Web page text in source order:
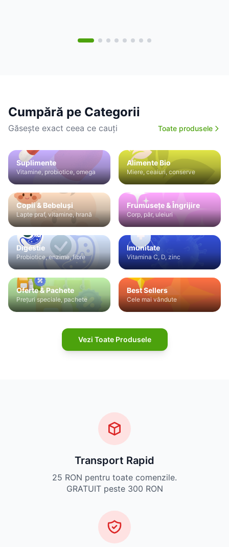
Cumpără pe Categorii
Găsește exact ceea ce cauți Toate produsele
Suplimente
Vitamine, probiotice, omega
Alimente Bio
Miere, ceaiuri, conserve
Copii & Bebeluși
Lapte praf, vitamine, hrană
Frumusețe & Îngrijire
Corp, păr, uleiuri
Digestie
Probiotice, enzime, fibre
Imunitate
Vitamina C, D, zinc
Oferte & Pachete
Prețuri speciale, pachete
Best Sellers
Cele mai vândute
Vezi Toate Produsele
Transport Rapid
25 RON pentru toate comenzile.
GRATUIT peste 300 RON